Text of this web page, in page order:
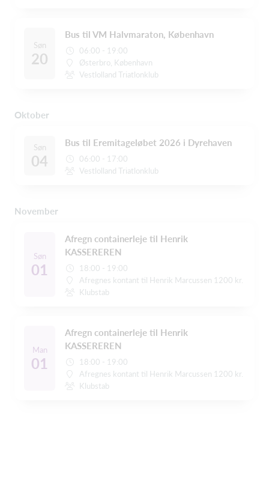
Søn
20
Bus til VM Halvmaraton, København
06:00 - 19:00
Østerbro, København
Vestlolland Triatlonklub
Oktober
Søn
04
Bus til Eremitageløbet 2026 i Dyrehaven
06:00 - 17:00
Vestlolland Triatlonklub
November
Søn
01
Afregn containerleje til Henrik
KASSEREREN
18:00 - 19:00
Afregnes kontant til Henrik Marcussen 1200 kr.
Klubstab
Man
01
Afregn containerleje til Henrik
KASSEREREN
18:00 - 19:00
Afregnes kontant til Henrik Marcussen 1200 kr.
Klubstab